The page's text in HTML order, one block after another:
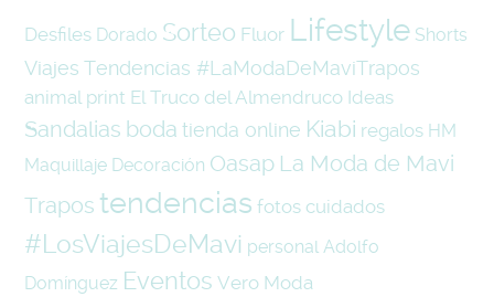
Desfiles Dorado Sorteo Fluor Lifestyle Shorts
Viajes Tendencias #LaModaDeMaviTrapos
animal print El Truco del Almendruco Ideas
Sandalias boda tienda online Kiabi regalos HM
Maquillaje Decoración Oasap La Moda de Mavi
Trapos tendencias fotos cuidados
#LosViajesDeMavi personal Adolfo
Domínguez Eventos Vero Moda